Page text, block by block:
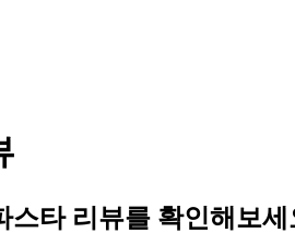
스타 리뷰를 확인해보세